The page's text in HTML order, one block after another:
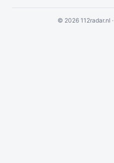
© 2026 112radar.nl ·